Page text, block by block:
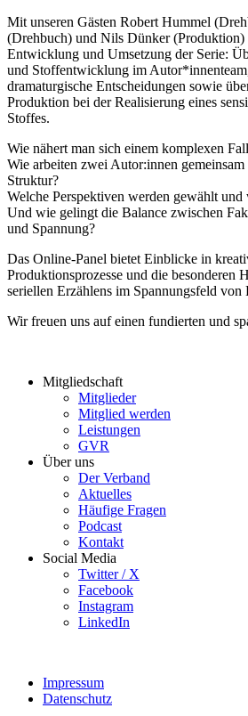
Mit unseren Gästen Robert Hummel
(Drehbuch) und Nils Dünker (Produktion)
Entwicklung und Umsetzung der Serie:
und Stoffentwicklung im
dramaturgische Entscheidungen sowie
Produktion bei der Realisierung eines
Stoffes.
Wie nähert man sich einem komplexen
Wie arbeiten zwei Autor:innen
Struktur?
Welche Perspektiven werden gewählt und
Und wie gelingt die Balance zwischen
und Spannung?
Das Online-Panel bietet Einblicke in
Produktionsprozesse und die besonderen
seriellen Erzählens im Spannungsfeld
Wir freuen uns auf einen fundierten und
Mitgliedschaft
Mitglieder
Mitglied werden
Leistungen
GVR
Über uns
Der Verband
Aktuelles
Häufige Fragen
Podcast
Kontakt
Social Media
Twitter / X
Facebook
Instagram
LinkedIn
Impressum
Datenschutz